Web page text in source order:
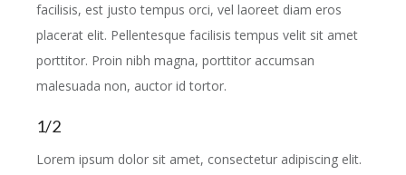
facilisis, est justo tempus orci, vel laoreet diam eros
placerat elit. Pellentesque facilisis tempus velit sit amet
porttitor. Proin nibh magna, porttitor accumsan
malesuada non, auctor id tortor.
1/2
Lorem ipsum dolor sit amet, consectetur adipiscing elit.